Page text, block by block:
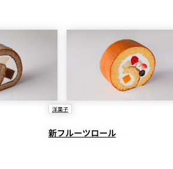
洋菓子
新フルーツロール